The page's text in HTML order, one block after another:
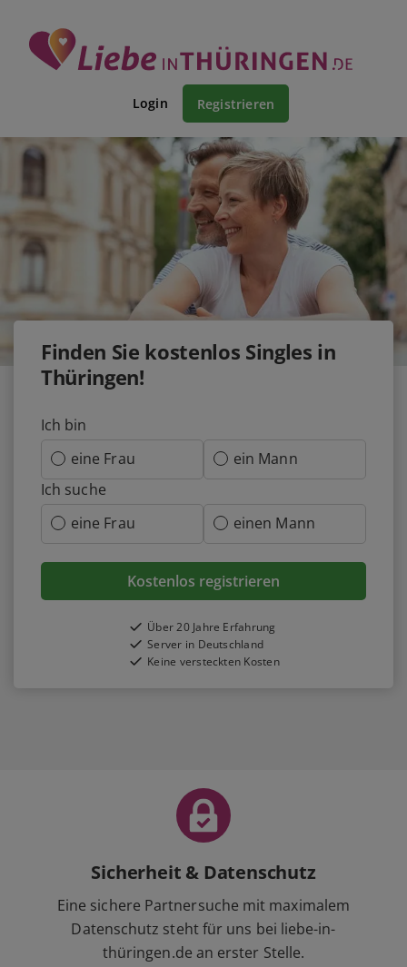
Login Registrieren
Finden Sie kostenlos Singles in
Thüringen!
Ich bin
eine Frau
ein Mann
Ich suche
eine Frau
einen Mann
Kostenlos registrieren
Über 20 Jahre Erfahrung
Server in Deutschland
Keine versteckten Kosten
Sicherheit & Datenschutz
Eine sichere Partnersuche mit maximalem
Datenschutz steht für uns bei liebe-in-
thüringen.de an erster Stelle.